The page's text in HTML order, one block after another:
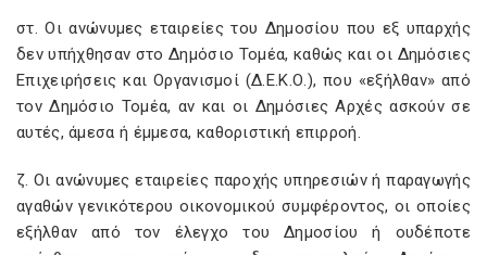
στ. Οι ανώνυμες εταιρείες του Δημοσίου που εξ υπαρχής
δεν υπήχθησαν στο Δημόσιο Τομέα, καθώς και οι Δημόσιες
Επιχειρήσεις και Οργανισμοί (Δ.Ε.Κ.Ο.), που «εξήλθαν» από
τον Δημόσιο Τομέα, αν και οι Δημόσιες Αρχές ασκούν σε
αυτές, άμεσα ή έμμεσα, καθοριστική επιρροή.
ζ. Οι ανώνυμες εταιρείες παροχής υπηρεσιών ή παραγωγής
αγαθών γενικότερου οικονομικού συμφέροντος, οι οποίες
εξήλθαν από τον έλεγχο του Δημοσίου ή ουδέποτε